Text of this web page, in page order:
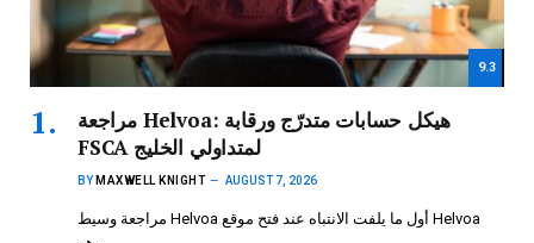
9.3
مراجعة Helvoa: هيكل حسابات متدرّج ورقابة
FSCA لمتداولي الخليج
BY MAXWELL KNIGHT AUGUST 7, 2026
مراجعة وسيط Helvoa أول ما يلفت الانتباه عند فتح موقع Helvoa